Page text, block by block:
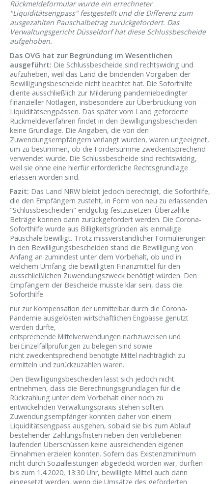
Rückmeldeformular wurde ein errechneter
"Liquiditätsengpass" festgestellt und die Differenz zum
ausgezahlten Pauschalbetrag zurückgefordert. Das
Verwaltungsgericht Düsseldorf hat diese Schlussbescheide
aufgehoben.
Das OVG hat zur Begründung im Wesentlichen
ausgeführt: Die Schlussbescheide sind rechtswidrig und
aufzuheben, weil das Land die bindenden Vorgaben der
Bewilligungsbescheide nicht beachtet hat. Die Soforthilfe
diente ausschließlich zur Milderung pandemiebedingter
finanzieller Notlagen, insbesondere zur Überbrückung von
Liquiditätsengpässen. Das später vom Land geforderte
Rückmeldeverfahren findet in den Bewilligungsbescheiden
keine Grundlage. Die Angaben, die von den
Zuwendungsempfängern verlangt wurden, waren ungeeignet,
um zu bestimmen, ob die Fördersumme zweckentsprechend
verwendet wurde. Die Schlussbescheide sind rechtswidrig,
weil sie ohne eine hierfür erforderliche Rechtsgrundlage
erlassen worden sind.
Fazit: Das Land NRW bleibt jedoch berechtigt, die Soforthilfe,
die den Empfängern zusteht, in Form von neu zu erlassenden
"Schlussbescheiden" endgültig festzusetzen. Überzahlte
Beträge können dann zurückgefordert werden. Die Corona-
Soforthilfe wurde aus Billigkeitsgründen als einmalige
Pauschale bewilligt. Trotz missverständlicher Formulierungen
in den Bewilligungsbescheiden stand die Bewilligung von
Anfang an zumindest unter dem Vorbehalt, ob und in
welchem Umfang die bewilligten Finanzmittel für den
ausschließlichen Zuwendungszweck benötigt würden. Den
Empfängern der Bescheide musste klar sein, dass die
Soforthilfe
nur zur Kompensation der unmittelbar durch die Corona-
Pandemie ausgelösten wirtschaftlichen Engpässe genutzt
werden durfte,
entsprechende Mittelverwendungen nachzuweisen und
bei Einzelfallprüfungen zu belegen sind sowie
nicht zweckentsprechend benötigte Mittel nachträglich zu
ermitteln und zurückzuzahlen waren.
Den Bewilligungsbescheiden lässt sich jedoch nicht
entnehmen, dass die Berechnungsgrundlagen für die
Rückzahlung unter dem Vorbehalt einer noch zu
entwickelnden Verwaltungspraxis stehen sollten.
Zuwendungsempfänger konnten daher von einem
Liquiditätsengpass ausgehen, sobald sie bis zum Ablauf
bestehender Zahlungsfristen neben den verbliebenen
laufenden Überschüssen keine ausreichenden eigenen
Einnahmen erzielen konnten. Sofern das Existenzminimum
nicht durch Sozialleistungen abgedeckt worden war, durften
bis zum 1.4.2020, 13:30 Uhr, bewilligte Mittel auch dann
eingesetzt werden, wenn die Umsätze des geförderten